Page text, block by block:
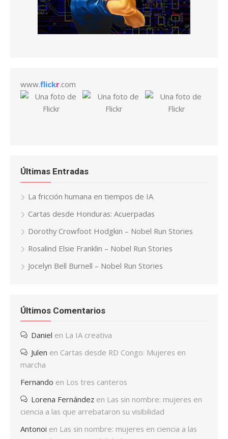
www.flickr.com
Últimas Entradas
La fricción humana en tiempos de IA
Cartas desde Honduras: Acuerpadas
Dorothy Crowfoot Hodgkin – Nobel Run Stories
Rosalind Elsie Franklin – Nobel Run Stories
Jocelyn Bell Burnell – Nobel Run Stories
Últimos Comentarios
Daniel en La IA creativa
Julen en Cartas desde RD Congo: Mujeres en
marcha
Fernando en Los tres canteros
Lorena Fernández en Las sin nombre: mujeres en
ciencia a las que arrebataron su visibilidad
Antonoi en Las sin nombre: mujeres en ciencia a las